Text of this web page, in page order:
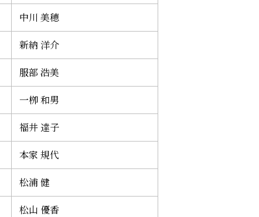
中川 美穂
新納 洋介
服部 浩美
一栁 和男
福井 達子
本家 規代
松浦 健
松山 優香